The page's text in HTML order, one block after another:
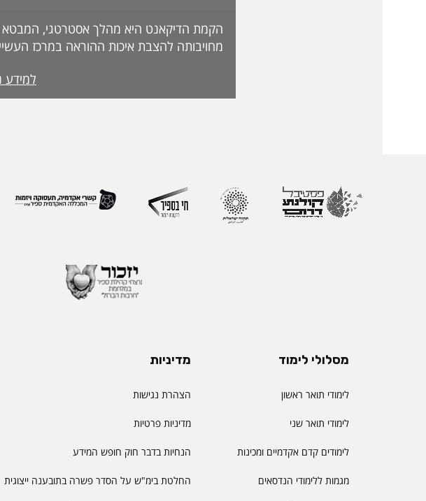
הקמת הדיקאנט היא מהלך אסטרטגי,
מחויבותה להצבת איכות ההוראה במרכז
לאתגרי העתיד. בראש הדיקאנט עומדת אפרת
ליברמן, דיקאנית ההוראה, אשת חינוך ופדגוגיה
ההוראה הראשון שהוקם בספיר - מהלך המבטא
את החשיבות האסטרטגית שמעניקה המכללה
למצוינות בהוראה ולחוויית הלמידה של
למידע
מסלולי לימוד
לימודי תואר ראשון
לימודי תואר שני
לימודים קדם אקדמיים ומכינות
מגמות ללימודי הנדסאים
מדיניות
הצהרת נגישות
מדיניות פרטיות
הנחיות בדבר חוק חופש המידע
החלטת בימ"ש על הסדר פשרה בתובענה ייצוגית